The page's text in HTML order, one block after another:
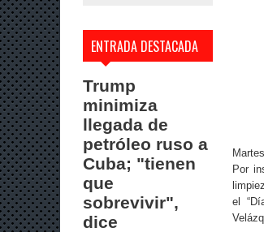
ENTRADA DESTACADA
Trump
minimiza
llegada de
petróleo ruso a
Cuba; "tienen
que
sobrevivir",
dice
Por
el